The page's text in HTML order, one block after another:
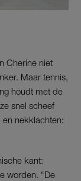
Cherine niet
Maar tennis,
houdt met de
snel scheef
en nekklachten:
kant:
worden. “De